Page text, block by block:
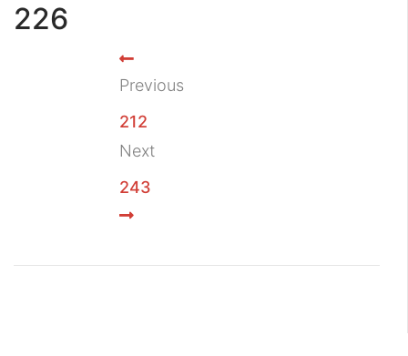
226
Previous
212
Next
243